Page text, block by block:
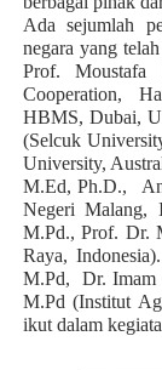
Ada sejumlah
negara yang
Prof. Moustafa
Cooperation,
HBMS, Dubai,
(Selcuk
University,
M.Ed, Ph.D.,
Negeri Malang,
M.Pd., Prof. Dr.
Raya,
M.Pd,
Dr. Imam
M.Pd (Institut
ikut dalam